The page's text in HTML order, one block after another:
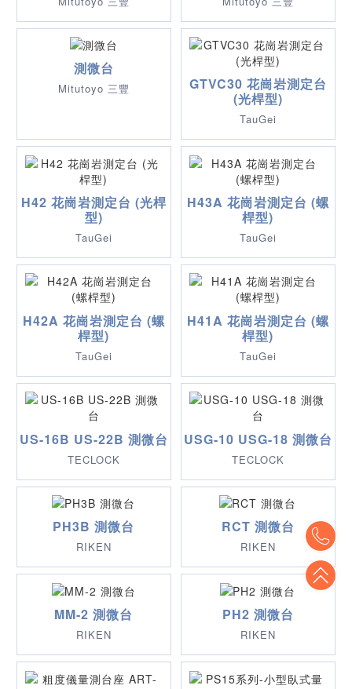
測微台
Mitutoyo 三豐
GTVC30 花崗岩測定台
(光桿型)
TauGei
H42 花崗岩測定台 (光桿
型)
TauGei
H43A 花崗岩測定台 (螺
桿型)
TauGei
H42A 花崗岩測定台 (螺
桿型)
TauGei
H41A 花崗岩測定台 (螺
桿型)
TauGei
US-16B US-22B 測微台
TECLOCK
USG-10 USG-18 測微台
TECLOCK
PH3B 測微台
RIKEN
RCT 測微台
RIKEN
MM-2 測微台
RIKEN
PH2 測微台
RIKEN